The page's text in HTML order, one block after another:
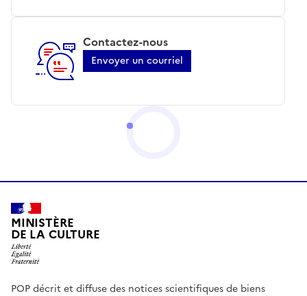
Contactez-nous
Envoyer un courriel
MINISTÈRE
DE LA CULTURE
POP décrit et diffuse des notices scientifiques de biens